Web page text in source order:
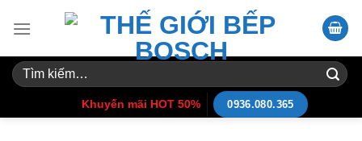
Tìm
kiếm:
Khuyến mãi HOT 50% 0936.080.365